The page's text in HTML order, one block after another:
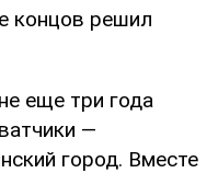
концов решил
еще три года
—
город. Вместе